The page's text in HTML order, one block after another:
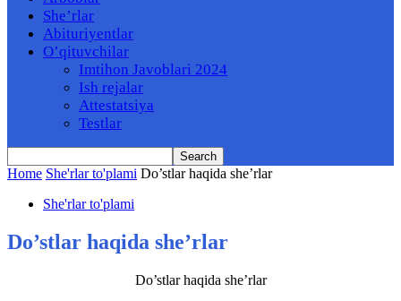
She’rlar
Abituriyentlar
O’qituvchilar
Imtihon Javoblari 2024
Ish rejalar
Attestatsiya
Testlar
Home She'rlar to'plami Do’stlar haqida she’rlar
She'rlar to'plami
Do’stlar haqida she’rlar
Do’stlar haqida she’rlar